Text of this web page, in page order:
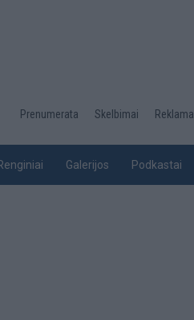
Desktop
top
Prenumerata Skelbimai Reklama
Galerijos Podkastai